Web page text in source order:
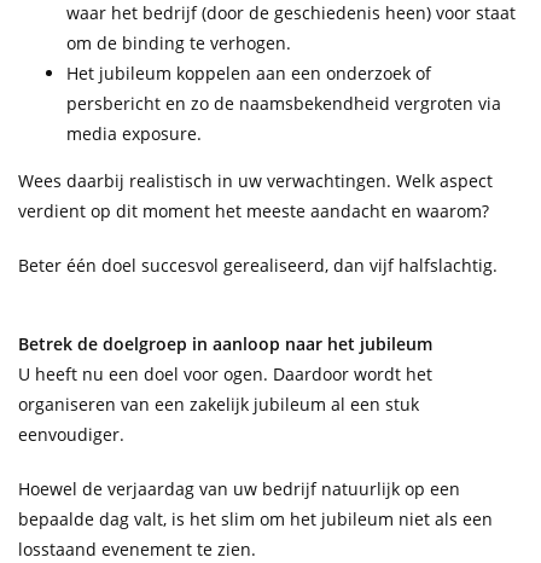
waar het bedrijf (door de geschiedenis heen) voor staat
om de binding te verhogen.
Het jubileum koppelen aan een onderzoek of
persbericht en zo de naamsbekendheid vergroten via
media exposure.
Wees daarbij realistisch in uw verwachtingen. Welk aspect
verdient op dit moment het meeste aandacht en waarom?
Beter één doel succesvol gerealiseerd, dan vijf halfslachtig.
Betrek de doelgroep in aanloop naar het jubileum
U heeft nu een doel voor ogen. Daardoor wordt het
organiseren van een zakelijk jubileum al een stuk
eenvoudiger.
Hoewel de verjaardag van uw bedrijf natuurlijk op een
bepaalde dag valt, is het slim om het jubileum niet als een
losstaand evenement te zien.